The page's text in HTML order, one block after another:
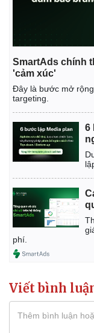
SmartAds chính
'cảm xúc'
Đây là bước mở
targeting.
6
phí.
Viết bình